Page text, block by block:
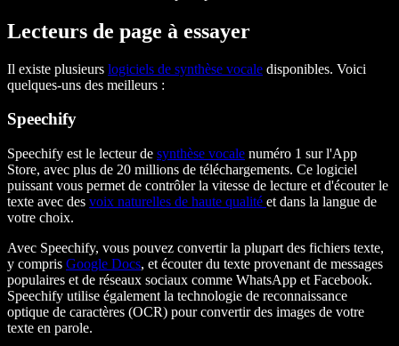
Lecteurs de page à essayer
Il existe plusieurs logiciels de synthèse vocale disponibles. Voici
quelques-uns des meilleurs :
Speechify
Speechify est le lecteur de synthèse vocale numéro 1 sur l'App
Store, avec plus de 20 millions de téléchargements. Ce logiciel
puissant vous permet de contrôler la vitesse de lecture et d'écouter le
texte avec des voix naturelles de haute qualité et dans la langue de
votre choix.
Avec Speechify, vous pouvez convertir la plupart des fichiers texte,
y compris Google Docs, et écouter du texte provenant de messages
populaires et de réseaux sociaux comme WhatsApp et Facebook.
Speechify utilise également la technologie de reconnaissance
optique de caractères (OCR) pour convertir des images de votre
texte en parole.